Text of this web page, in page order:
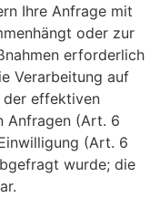
Ihre Anfrage mit
oder zur
erforderlich
Verarbeitung auf
der effektiven
Anfragen (Art. 6
(Art. 6
wurde; die